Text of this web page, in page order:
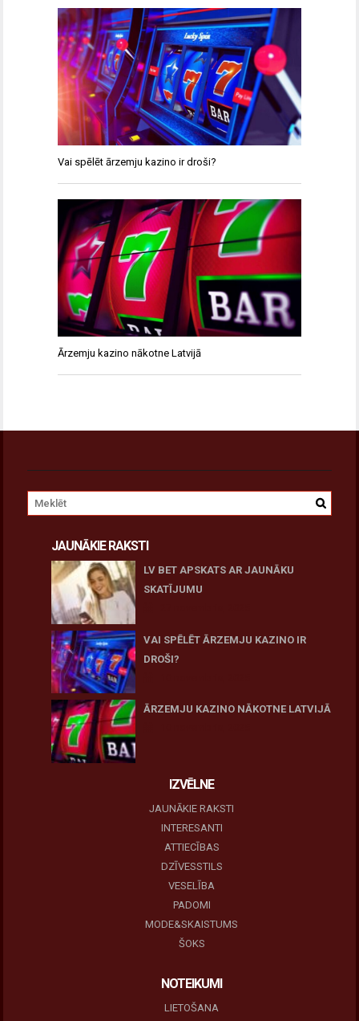
Vai spēlēt ārzemju kazino ir droši?
Ārzemju kazino nākotne Latvijā
JAUNĀKIE RAKSTI
LV BET APSKATS AR JAUNĀKU
SKATĪJUMU
VAI SPĒLĒT ĀRZEMJU KAZINO IR
DROŠI?
ĀRZEMJU KAZINO NĀKOTNE LATVIJĀ
IZVĒLNE
JAUNĀKIE RAKSTI
INTERESANTI
ATTIECĪBAS
DZĪVESSTILS
VESELĪBA
PADOMI
MODE&SKAISTUMS
ŠOKS
NOTEIKUMI
LIETOŠANA